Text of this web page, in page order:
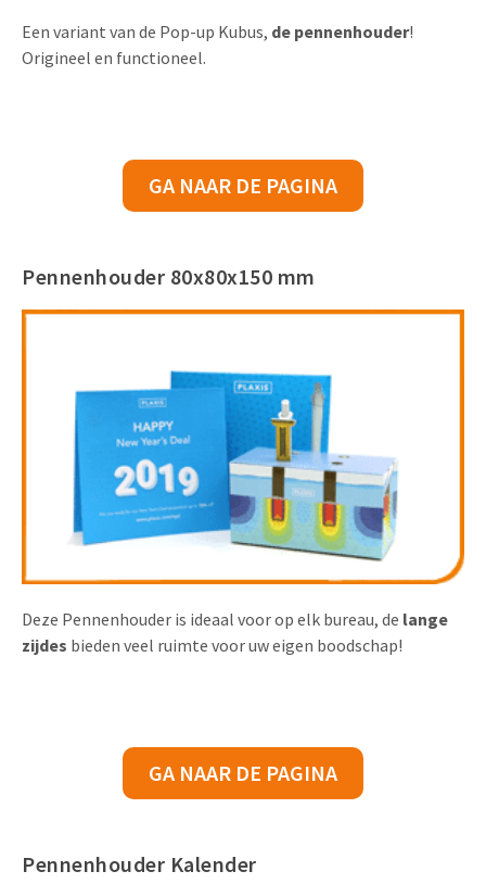
Een variant van de Pop-up Kubus, de pennenhouder!
Origineel en functioneel.
GA NAAR DE PAGINA
Pennenhouder 80x80x150 mm
Deze Pennenhouder is ideaal voor op elk bureau, de lange
zijdes bieden veel ruimte voor uw eigen boodschap!
GA NAAR DE PAGINA
Pennenhouder Kalender